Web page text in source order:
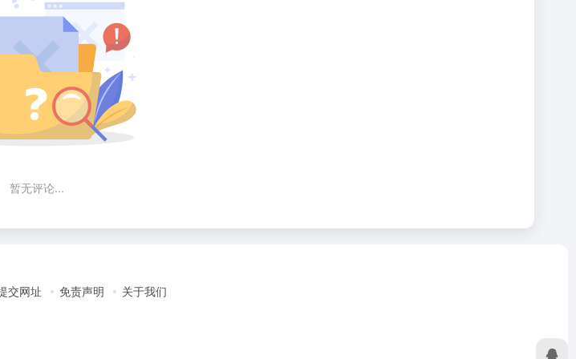
暂无评论...
交网址 免责声明 关于我们